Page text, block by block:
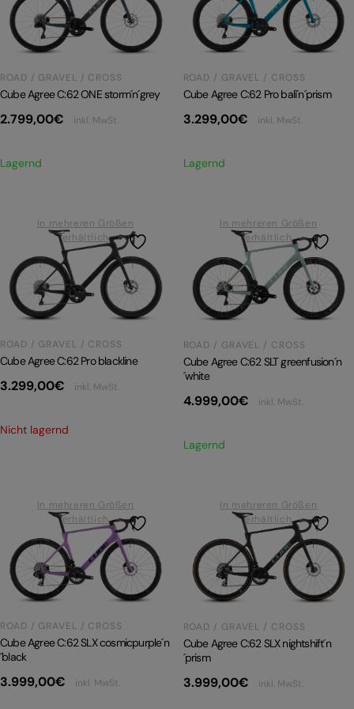
Alle entdecken
E-BIKE TOUR
PRODUKTRÜCKRUFE
ROAD / GRAVEL / CROSS
Cube Agree C:62 ONE storm´n´grey
2.799,00€ inkl. MwSt.
Lagernd
ROAD / GRAVEL / CROSS
Cube Agree C:62 Pro bali´n´prism
3.299,00€ inkl. MwSt.
Lagernd
In mehreren Größen
erhältlich
ROAD / GRAVEL / CROSS
Cube Agree C:62 Pro blackline
3.299,00€ inkl. MwSt.
Nicht lagernd
In mehreren Größen
erhältlich
ROAD / GRAVEL / CROSS
Cube Agree C:62 SLT greenfusion´n
´white
4.999,00€ inkl. MwSt.
Lagernd
In mehreren Größen
erhältlich
ROAD / GRAVEL / CROSS
Cube Agree C:62 SLX cosmicpurple´n
´black
3.999,00€ inkl. MwSt.
In mehreren Größen
erhältlich
ROAD / GRAVEL / CROSS
Cube Agree C:62 SLX nightshift´n
´prism
3.999,00€ inkl. MwSt.